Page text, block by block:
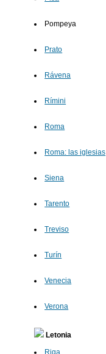
Pompeya
Prato
Rávena
Rímini
Roma
Roma: las iglesias
Siena
Tarento
Treviso
Turín
Venecia
Verona
Letonia
Riga